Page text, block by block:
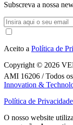
Subscreva a nossa
Aceito a Política de
Copyright © 2026
AMI 16206 / Todos
Innovation &
Política de Privacidade
O nosso website